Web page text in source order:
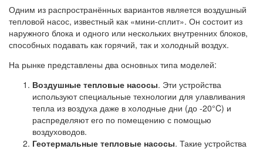
Одним из распространённых вариантов является воздушный
тепловой насос, известный как «мини-сплит». Он состоит из
наружного блока и одного или нескольких внутренних блоков,
способных подавать как горячий, так и холодный воздух.
На рынке представлены два основных типа моделей:
Воздушные тепловые насосы. Эти устройства
используют специальные технологии для улавливания
тепла из воздуха даже в холодные дни (до -20°C) и
распределяют его по помещению с помощью
воздуховодов.
Геотермальные тепловые насосы. Такие устройства